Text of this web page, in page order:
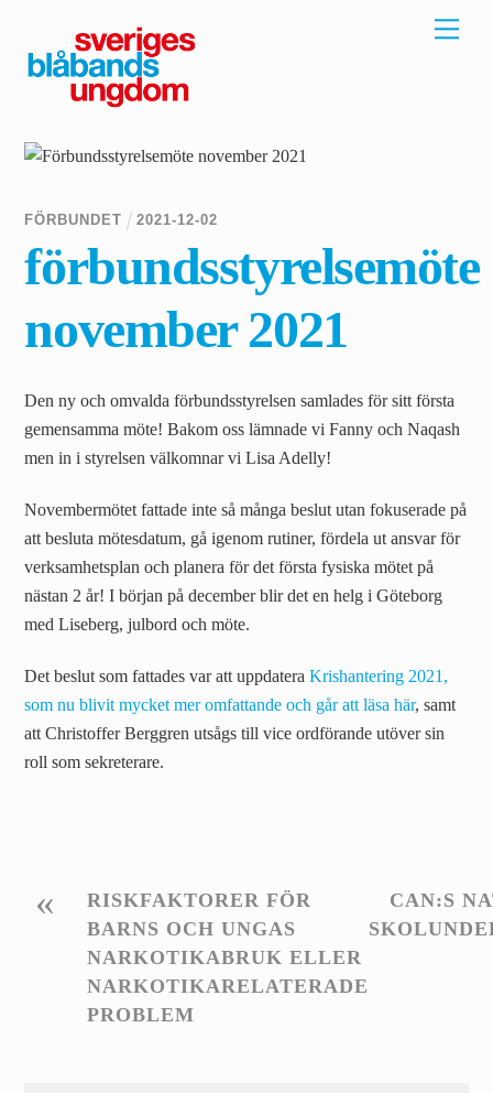
content
FÖRBUNDET 2021-12-02
förbundsstyrelsemöte
november 2021
Den ny och omvalda förbundsstyrelsen samlades för sitt första
gemensamma möte! Bakom oss lämnade vi Fanny och Naqash
men in i styrelsen välkomnar vi Lisa Adelly!
Novembermötet fattade inte så många beslut utan fokuserade på
att besluta mötesdatum, gå igenom rutiner, fördela ut ansvar för
verksamhetsplan och planera för det första fysiska mötet på
nästan 2 år! I början på december blir det en helg i Göteborg
med Liseberg, julbord och möte.
Det beslut som fattades var att uppdateraKrishantering 2021,
som nu blivit mycket mer omfattande och går att läsa här, samt
att Christoffer Berggren utsågs till vice ordförande utöver sin
roll som sekreterare.
«
RISKFAKTORER FÖR
BARNS OCH UNGAS
NARKOTIKABRUK ELLER
NARKOTIKARELATERADE
PROBLEM
CAN:S